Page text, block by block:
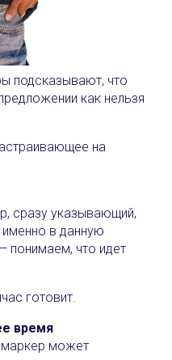
подсказывают, что
как нельзя
на
сразу указывающий,
в данную
понимаем, что идет
готовит.
время
может